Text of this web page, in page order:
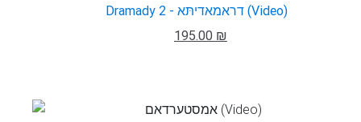
Dramady 2 - דראמאדיתּא (Video)
195.00 ₪